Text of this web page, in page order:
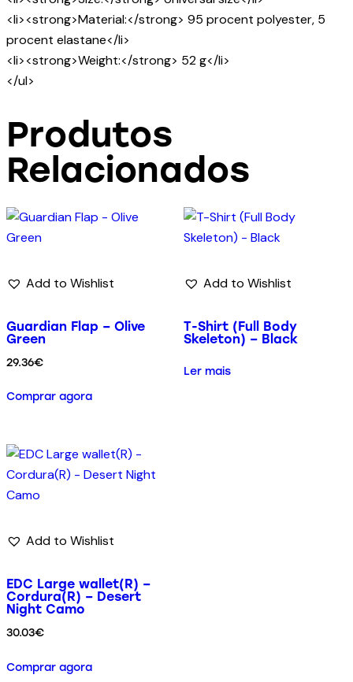
<li><strong>Material:</strong> 95 procent polyester, 5
procent elastane</li>
<li><strong>Weight:</strong> 52 g</li>
</ul>
Produtos
Relacionados
Add to Wishlist
Guardian Flap – Olive
Green
29.36€
Comprar agora
Add to Wishlist
T-Shirt (Full Body
Skeleton) – Black
Ler mais
Add to Wishlist
EDC Large wallet(R) –
Cordura(R) – Desert
Night Camo
30.03€
Comprar agora